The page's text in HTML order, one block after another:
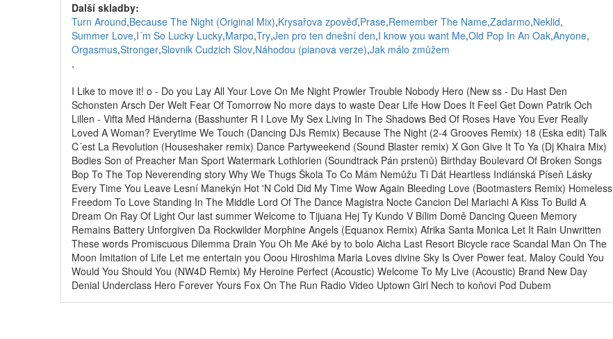
Další skladby:
Turn Around,Because The Night (Original Mix),Krysařova zpověď,Prase,Remember The Name,Zadarmo,Neklid,
Summer Love,I´m So Lucky Lucky,Marpo,Try,Jen pro ten dnešní den,I know you want Me,Old Pop In An Oak,Anyone,
Orgasmus,Stronger,Slovnik Cudzich Slov,Náhodou (pianova verze),Jak málo zmůžem
,
I Like to move it! o - Do you Lay All Your Love On Me Night Prowler Trouble Nobody Hero (New ss - Du Hast Den
Schonsten Arsch Der Welt Fear Of Tomorrow No more days to waste Dear Life How Does It Feel Get Down Patrik Och
Lillen - Vifta Med Händerna (Basshunter R I Love My Sex Living In The Shadows Bed Of Roses Have You Ever Really
Loved A Woman? Everytime We Touch (Dancing DJs Remix) Because The Night (2-4 Grooves Remix) 18 (Eska edit) Talk
C´est La Revolution (Houseshaker remix) Dance Partyweekend (Sound Blaster remix) X Gon Give It To Ya (Dj Khaira Mix)
Bodies Son of Preacher Man Sport Watermark Lothlorien (Soundtrack Pán prstenů) Birthday Boulevard Of Broken Songs
Bop To The Top Neverending story Why We Thugs Škola To Co Mám Nemůžu Ti Dát Heartless Indiánská Píseň Lásky
Every Time You Leave Lesní Manekýn Hot 'N Cold Did My Time Wow Again Bleeding Love (Bootmasters Remix) Homeless
Freedom To Love Standing In The Middle Lord Of The Dance Magistra Nocte Cancion Del Mariachi A Kiss To Build A
Dream On Ray Of Light Our last summer Welcome to Tijuana Hej Ty Kundo V Bílim Domě Dancing Queen Memory
Remains Battery Unforgiven Da Rockwilder Morphine Angels (Equanox Remix) Afrika Santa Monica Let It Rain Unwritten
These words Promiscuous Dilemma Drain You Oh Me Aké by to bolo Aicha Last Resort Bicycle race Scandal Man On The
Moon Imitation of Life Let me entertain you Ooou Hiroshima Maria Loves divine Sky Is Over Power feat. Maloy Could You
Would You Should You (NW4D Remix) My Heroine Perfect (Acoustic) Welcome To My Live (Acoustic) Brand New Day
Denial Underclass Hero Forever Yours Fox On The Run Radio Video Uptown Girl Nech to koňovi Pod Dubem